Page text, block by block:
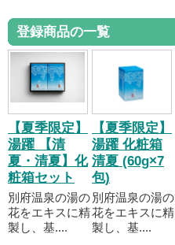
登録商品の一覧
【夏季限定】
湯躍 【清
夏・清夏】化
粧箱セット
別府温泉の湯の
花をエキスに精
製し、基....
【夏季限定】
湯躍 化粧箱
清夏 (60g×7
包)
別府温泉の湯の
花をエキスに精
製し、基....